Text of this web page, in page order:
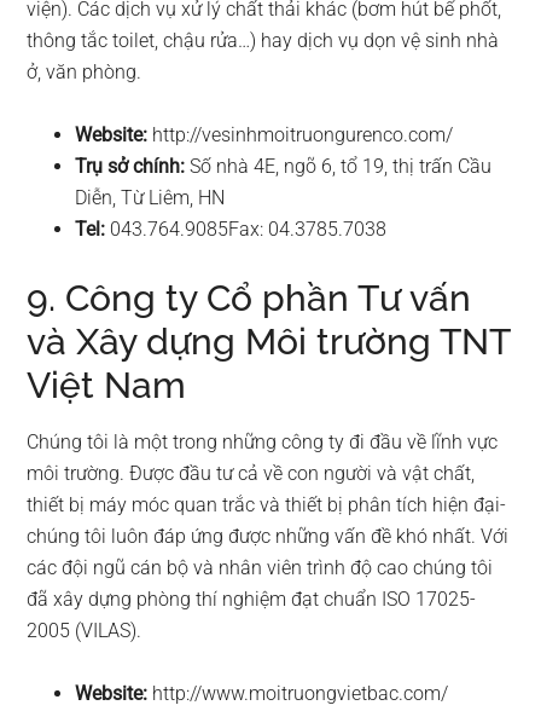
viện). Các dịch vụ xử lý chất thải khác (bơm hút bể phốt,
thông tắc toilet, chậu rửa…) hay dịch vụ dọn vệ sinh nhà
ở, văn phòng.
Website: http://vesinhmoitruongurenco.com/
Trụ sở chính: Số nhà 4E, ngõ 6, tổ 19, thị trấn Cầu
Diễn, Từ Liêm, HN
Tel: 043.764.9085Fax: 04.3785.7038
9. Công ty Cổ phần Tư vấn
và Xây dựng Môi trường TNT
Việt Nam
Chúng tôi là một trong những công ty đi đầu về lĩnh vực
môi trường. Được đầu tư cả về con người và vật chất,
thiết bị máy móc quan trắc và thiết bị phân tích hiện đại-
chúng tôi luôn đáp ứng được những vấn đề khó nhất. Với
các đội ngũ cán bộ và nhân viên trình độ cao chúng tôi
đã xây dựng phòng thí nghiệm đạt chuẩn ISO 17025-
2005 (VILAS).
Website: http://www.moitruongvietbac.com/